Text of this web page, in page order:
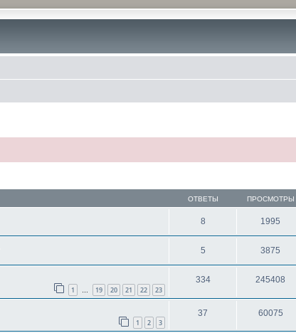
ОТВЕТЫ ПРОСМОТРЫ
8 1995
5 3875
1 … 19 20 21 22 23
334 245408
1 2 3
37 60075